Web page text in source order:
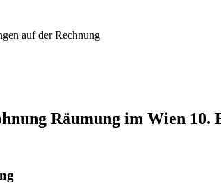
auf der Rechnung
Räumung im Wien 10.